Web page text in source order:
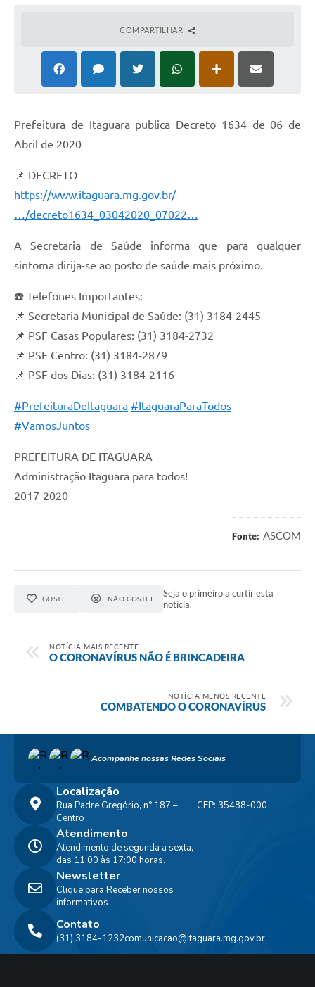
COMPARTILHAR
Prefeitura de Itaguara publica Decreto 1634 de 06 de
Abril de 2020
📌 DECRETO
https://www.itaguara.mg.gov.br/
…/decreto1634_03042020_07022…
A Secretaria de Saúde informa que para qualquer
sintoma dirija-se ao posto de saúde mais próximo.
☎️ Telefones Importantes:
📌 Secretaria Municipal de Saúde: (31) 3184-2445
📌 PSF Casas Populares: (31) 3184-2732
📌 PSF Centro: (31) 3184-2879
📌 PSF dos Dias: (31) 3184-2116
#PrefeituraDeItaguara #ItaguaraParaTodos
#VamosJuntos
PREFEITURA DE ITAGUARA
Administração Itaguara para todos!
2017-2020
Fonte: ASCOM
GOSTEI NÃO GOSTEI
Seja o primeiro a curtir esta
notícia.
NOTÍCIA MAIS RECENTE
O CORONAVÍRUS NÃO É BRINCADEIRA
NOTÍCIA MENOS RECENTE
COMBATENDO O CORONAVÍRUS
Acompanhe nossas Redes Sociais
Localização
Rua Padre Gregório, n° 187 –
Centro
CEP: 35488-000
Contato
(31) 3184-1232comunicacao@itaguara.mg.gov.br
Atendimento
Atendimento de segunda a sexta,
das 11:00 às 17:00 horas.
Newsletter
Clique para Receber nossos
informativos